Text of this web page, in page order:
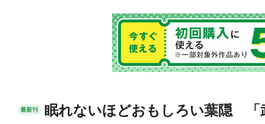
最新刊 眠れないほどおもしろい葉隠 「